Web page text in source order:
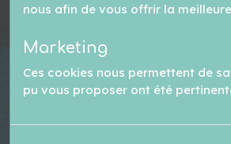
nous afin de vous offrir la
Marketing
Ces cookies nous permettent de
pu vous proposer ont été